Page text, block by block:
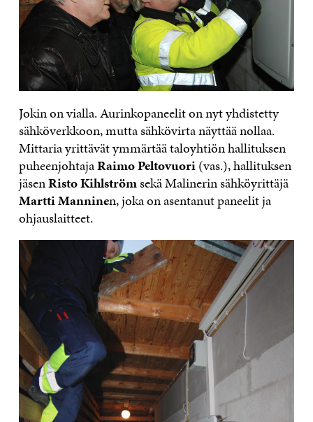
Jokin on vialla. Aurinkopaneelit on nyt yhdistetty
sähköverkkoon, mutta sähkövirta näyttää nollaa.
Mittaria yrittävät ymmärtää taloyhtiön hallituksen
puheenjohtajaRaimo Peltovuori(vas.), hallituksen
jäsenRisto Kihlströmsekä Malinerin sähköyrittäjä
Martti Manninen, joka on asentanut paneelit ja
ohjauslaitteet.